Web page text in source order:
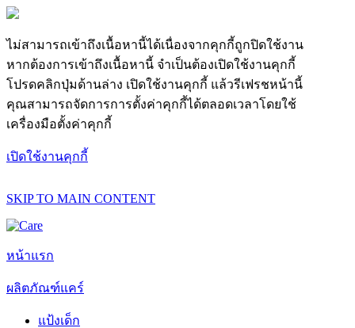
ไม่สามารถเข้าถึงเนื้อหานี้ได้เนื่องจากคุกกี้ถูกปิดใช้งาน
หากต้องการเข้าถึงเนื้อหานี้ จำเป็นต้องเปิดใช้งานคุกกี้
โปรดคลิกปุ่มด้านล่าง เปิดใช้งานคุกกี้ แล้วรีเฟรชหน้านี้
คุณสามารถจัดการการตั้งค่าคุกกี้ได้ตลอดเวลาโดยใช้
เครื่องมือตั้งค่าคุกกี้
เปิดใช้งานคุกกี้
SKIP TO MAIN CONTENT
หน้าแรก
ผลิตภัณฑ์แคร์
แป้งเด็ก